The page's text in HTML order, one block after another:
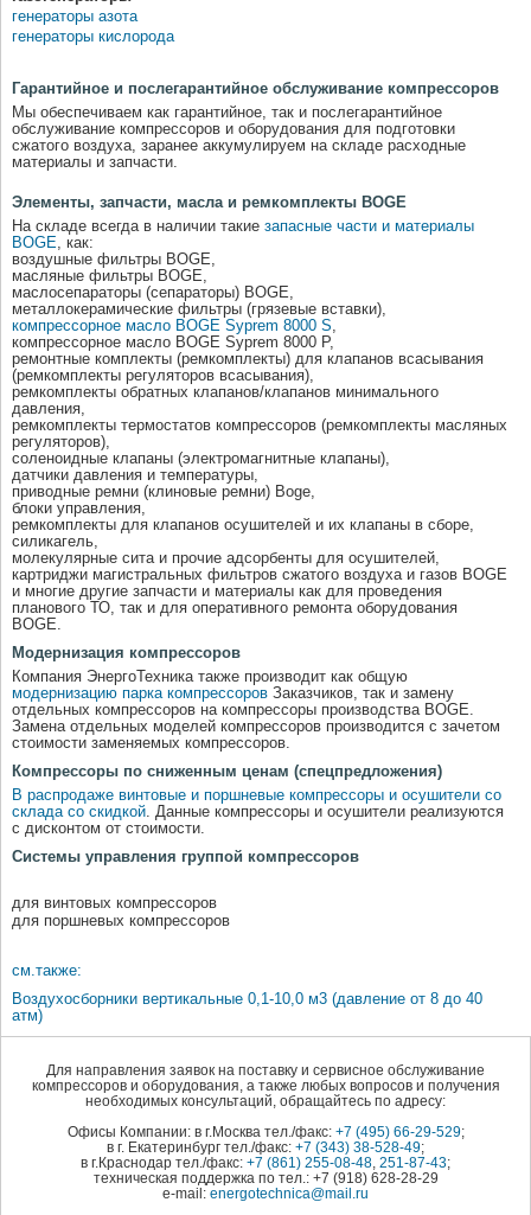
генераторы азота
генераторы кислорода
Гарантийное и послегарантийное обслуживание компрессоров
Мы обеспечиваем как гарантийное, так и послегарантийное
обслуживание компрессоров и оборудования для подготовки
сжатого воздуха, заранее аккумулируем на складе расходные
материалы и запчасти.
Элементы, запчасти, масла и ремкомплекты BOGE
На складе всегда в наличии такие запасные части и материалы
BOGE , как:
воздушные фильтры BOGE,
масляные фильтры BOGE,
маслосепараторы (сепараторы) BOGE,
металлокерамические фильтры (грязевые вставки),
компрессорное масло BOGE Syprem 8000 S
компрессорное масло BOGE Syprem 8000 P,
ремонтные комплекты (ремкомплекты) для клапанов всасывания
(ремкомплекты регуляторов всасывания),
ремкомплекты обратных клапанов/клапанов минимального
давления,
ремкомплекты термостатов компрессоров (ремкомплекты масляных
регуляторов),
соленоидные клапаны (электромагнитные клапаны),
датчики давления и температуры,
приводные ремни (клиновые ремни) Boge,
блоки управления,
ремкомплекты для клапанов осушителей и их клапаны в сборе,
силикагель,
молекулярные сита и прочие адсорбенты для осушителей,
картриджи магистральных фильтров сжатого воздуха и газов BOGE
и многие другие запчасти и материалы как для проведения
планового ТО, так и для оперативного ремонта оборудования
BOGE.
Модернизация компрессоров
Компания ЭнергоТехника также производит как общую
модернизацию парка компрессоров Заказчиков, так и замену
отдельных компрессоров на компрессоры производства BOGE.
Замена отдельных моделей компрессоров производится с зачетом
стоимости заменяемых компрессоров.
Компрессоры по сниженным ценам (спецпредложения)
В распродаже винтовые и поршневые компрессоры и осушители со
склада со скидкой . Данные компрессоры и осушители реализуются
с дисконтом от стоимости.
Системы управления группой компрессоров
для винтовых компрессоров
для поршневых компрессоров
см.также:
Воздухосборники вертикальные 0,1-10,0 м3 (давление от 8 до 40
атм)
Для направления заявок на поставку и сервисное обслуживание
компрессоров и оборудования, а также любых вопросов и получения
необходимых консультаций, обращайтесь по адресу:
Офисы Компании: в г.Москва тел./факс: +7 (495) 66-29-529;
в г. Екатеринбург тел./факс: +7 (343) 38-528-49;
в г.Краснодар тел./факс: +7 (861) 255-08-48, 251-87-43;
техническая поддержка по тел.: +7 (918) 628-28-29
e-mail: energotechnica@mail.ru